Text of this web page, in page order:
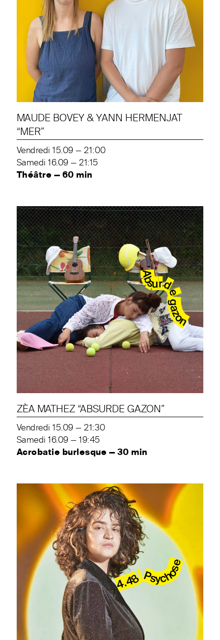
MAUDE BOVEY & YANN HERMENJAT
“MER”
Vendredi 15.09 — 21:00
Samedi 16.09 — 21:15
Théâtre — 60 min
ZÈA MATHEZ “ABSURDE GAZON”
Vendredi 15.09 — 21:30
Samedi 16.09 — 19:45
Acrobatie burlesque — 30 min